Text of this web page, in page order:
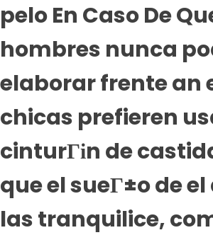
pelo En Caso De
hombres nunca
elaborar frente an
chicas prefieren
cinturГіn de
que el sueГ±o de el
las tranquilice,